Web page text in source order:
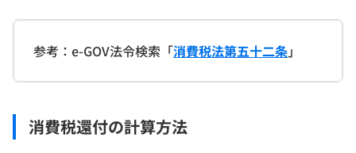
参考：e-GOV法令検索「消費税法第五十二条」
消費税還付の計算方法